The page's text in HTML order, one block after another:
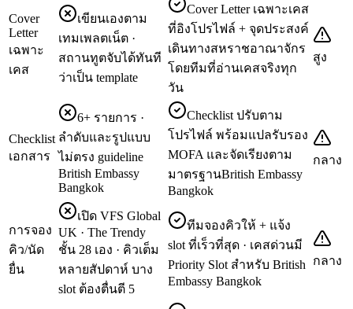
Cover
Letter
เฉพาะ
เคส
เขียนเองตาม
เทมเพลตเน็ต ·
สถานทูตจับได้ทันที
ว่าเป็น template
Cover Letter เฉพาะเคส
ที่อิงโปรไฟล์ + จุดประสงค์
เดินทางสหราชอาณาจักร
โดยทีมที่อ่านเคสจริงทุก
วัน
สูง
Checklist
เอกสาร
6+ รายการ ·
ลำดับและรูปแบบ
ไม่ตรง guideline
British Embassy
Bangkok
Checklist ปรับตาม
โปรไฟล์ พร้อมแปลรับรอง
MOFA และจัดเรียงตาม
มาตรฐานBritish Embassy
Bangkok
กลาง
การจอง
คิว/นัด
ยื่น
เปิด VFS Global
UK · The Trendy
ชั้น 28 เอง · คิวเต็ม
หลายสัปดาห์ บาง
slot ต้องตื่นตี 5
ทีมจองคิวให้ + แจ้ง
slot ที่เร็วที่สุด · เคสด่วนมี
Priority Slot สำหรับ British
Embassy Bangkok
กลาง